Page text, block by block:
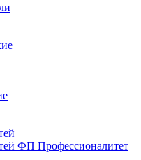
ФП Профессионалитет